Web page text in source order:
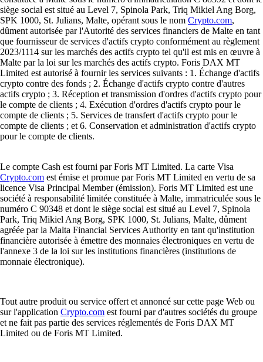
siège social est situé au Level 7, Spinola Park, Triq Mikiel Ang Borg,
SPK 1000, St. Julians, Malte, opérant sous le nom Crypto.com,
dûment autorisée par l'Autorité des services financiers de Malte en tant
que fournisseur de services d'actifs crypto conformément au règlement
2023/1114 sur les marchés des actifs crypto tel qu'il est mis en œuvre à
Malte par la loi sur les marchés des actifs crypto. Foris DAX MT
Limited est autorisé à fournir les services suivants : 1. Échange d'actifs
crypto contre des fonds ; 2. Échange d'actifs crypto contre d'autres
actifs crypto ; 3. Réception et transmission d'ordres d'actifs crypto pour
le compte de clients ; 4. Exécution d'ordres d'actifs crypto pour le
compte de clients ; 5. Services de transfert d'actifs crypto pour le
compte de clients ; et 6. Conservation et administration d'actifs crypto
pour le compte de clients.
Le compte Cash est fourni par Foris MT Limited. La carte Visa
Crypto.com est émise et promue par Foris MT Limited en vertu de sa
licence Visa Principal Member (émission). Foris MT Limited est une
société à responsabilité limitée constituée à Malte, immatriculée sous le
numéro C 90348 et dont le siège social est situé au Level 7, Spinola
Park, Triq Mikiel Ang Borg, SPK 1000, St. Julians, Malte, dûment
agréée par la Malta Financial Services Authority en tant qu'institution
financière autorisée à émettre des monnaies électroniques en vertu de
l'annexe 3 de la loi sur les institutions financières (institutions de
monnaie électronique).
Tout autre produit ou service offert et annoncé sur cette page Web ou
sur l'application Crypto.com est fourni par d'autres sociétés du groupe
et ne fait pas partie des services réglementés de Foris DAX MT
Limited ou de Foris MT Limited.